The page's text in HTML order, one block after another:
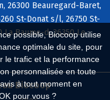
possible, Biocoop utilise
optimale du site, pour
le trafic et la performance
personnalisée en toute
à tout moment en
pour vous ?
26300 Beauregard-Baret,
St-Donat s/l, 26750 St-
La Baume-d, 26350 Le
Biocoop